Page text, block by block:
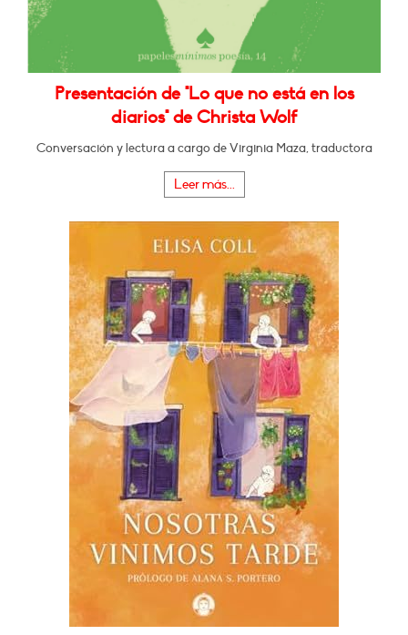
Presentación de "Lo que no está en los
diarios" de Christa Wolf
Conversación y lectura a cargo de Virginia Maza, traductora
Leer más...